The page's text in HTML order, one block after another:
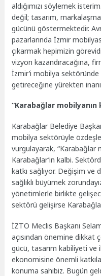
aldığımızı söylemek
değil; tasarım,
gücünü göstermektedir.
pazarlarında İzmir
çıkarmak hepimizin
vizyon kazandıracağına,
İzmir’i mobilya
getireceğine yürekten
“Karabağlar mobilyanın
Karabağlar Belediye
mobilya sektörüyle
vurgulayarak, “Karabağlar
Karabağlar’ın kalbi.
katkı sağlıyor. Değişim
sağlıklı büyümek
yönetimlerle birlikte
sektörü gelişirse
İZTO Meclis Başkanı
açısından önemine
gücü, tasarım kabiliyeti
ekonomisine önemli
konuma sahibiz. Bugün